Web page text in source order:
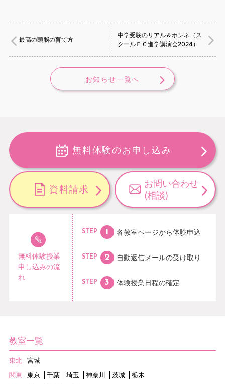
最高の頭脳の育て方
中学受験のリアル＆ホンネ（ス
クールＦＣ進学講演会2024）
お知らせ一覧へ
無料体験のお申し込み
資料請求
お問い合わせ
(相談)
無料体験授業
申し込みの流
れ
STEP 各教室ページから体験申込
STEP 自動返信メールの受け取り
STEP 体験授業日程の確定
教室一覧
東北
宮城
関東
東京 千葉 埼玉 神奈川 茨城
栃木